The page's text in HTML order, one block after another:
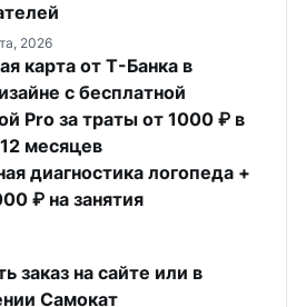
2026
карта от Т-Банка в
с бесплатной
Pro за траты от 1000 ₽ в
месяцев
диагностика логопеда +
₽ на занятия
заказ на сайте или в
Самокат